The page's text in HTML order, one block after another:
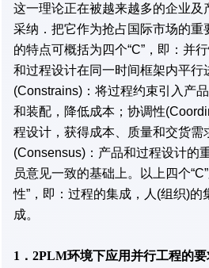
这一理论正在被越来越多的企业及
采纳．把它作为抢占国际市场的重
的特点可概括为四个“C”，即：并
和过程设计在同一时间框架内平行
(Constrains)：将过程约束引入产
和装配，降低成本；协调性
程设计，获得成本、质量和交货需
(Consensus)：产品和过程设计的
员意见一致的基础上。以上四个
性”，即：过程的集成，人(组织)的
成。
1．2PLM环境下应用并行工程的要